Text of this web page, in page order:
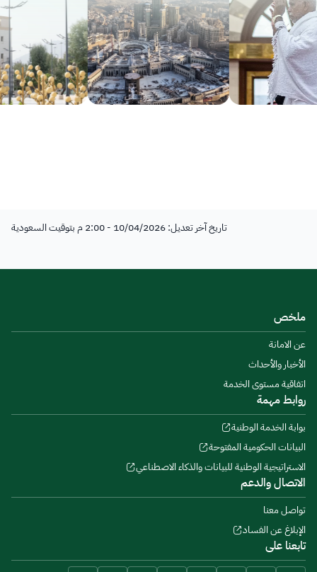
تاريخ آخر تعديل: 10/04/2026 - 2:00 م بتوقيت السعودية
ملخص
عن الامانة
الأخبار والأحداث
اتفاقية مستوى الخدمة
روابط مهمة
بوابة الخدمة الوطنية
البيانات الحكومية المفتوحة
الاستراتيجية الوطنية للبيانات والذكاء الاصطناعي
الاتصال والدعم
تواصل معنا
الإبلاغ عن الفساد
تابعنا على